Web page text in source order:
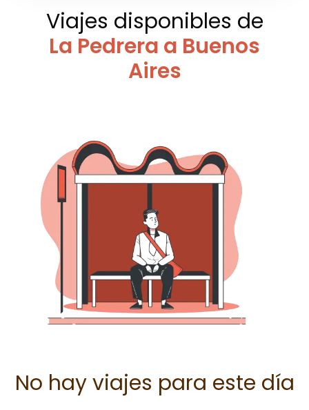
Viajes disponibles de
La Pedrera a Buenos
Aires
No hay viajes para este día